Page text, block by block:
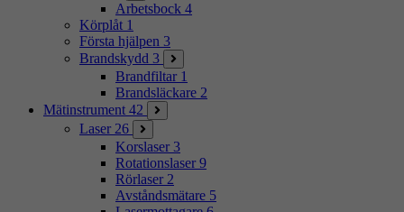
Arbetsbock 4
Körplåt 1
Första hjälpen 3
Brandskydd 3
Brandfiltar 1
Brandsläckare 2
Mätinstrument 42
Laser 26
Korslaser 3
Rotationslaser 9
Rörlaser 2
Avståndsmätare 5